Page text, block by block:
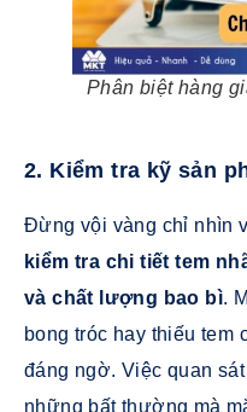
Phân biệt hàng
2. Kiểm tra kỹ sản
Đừng vội vàng chỉ nhìn
kiểm tra chi tiết tem
và chất lượng bao bì.
bong tróc hay thiếu tem
đáng ngờ. Việc quan
những bất thường mà